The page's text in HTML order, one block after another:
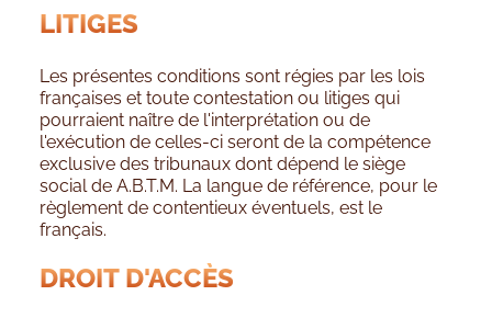
LITIGES
Les présentes conditions sont régies par les lois
françaises et toute contestation ou litiges qui
pourraient naître de l'interprétation ou de
l'exécution de celles-ci seront de la compétence
exclusive des tribunaux dont dépend le siège
social de A.B.T.M. La langue de référence, pour le
règlement de contentieux éventuels, est le
français.
DROIT D'ACCÈS